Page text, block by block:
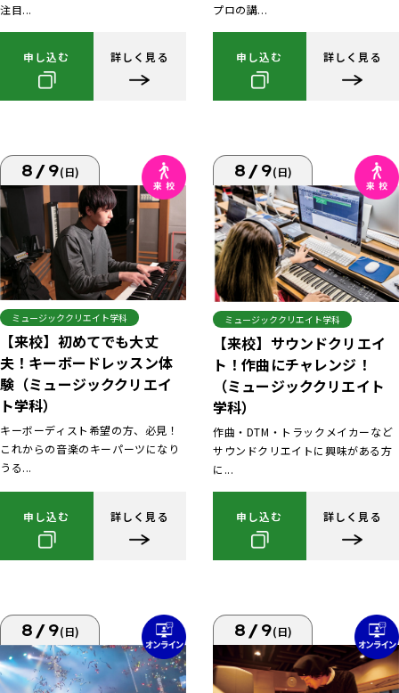
注目...
申し込む 詳しく見る
プロの講...
申し込む 詳しく見る
8/9(日)
ミュージッククリエイト学科
【来校】初めてでも大丈
夫！キーボードレッスン体
験（ミュージッククリエイ
ト学科）
キーボーディスト希望の方、必見！
これからの音楽のキーパーツになり
うる...
申し込む 詳しく見る
8/9(日)
ミュージッククリエイト学科
【来校】サウンドクリエイ
ト！作曲にチャレンジ！
（ミュージッククリエイト
学科）
作曲・DTM・トラックメイカーなど
サウンドクリエイトに興味がある方
に...
申し込む 詳しく見る
8/9(日) 8/9(日)